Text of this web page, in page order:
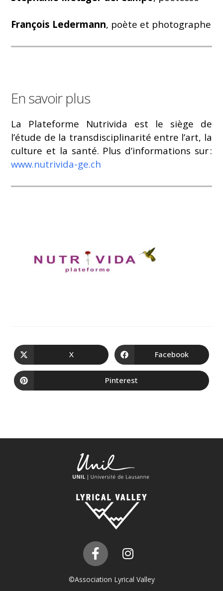
François Ledermann, poète et photographe
En savoir plus
La Plateforme Nutrivida est le siège de
l’étude de la transdisciplinarité entre l’art, la
culture et la santé. Plus d’informations sur :
www.nutrivida-ge.ch
X Facebook
Pinterest
©Association Lyrical Valley